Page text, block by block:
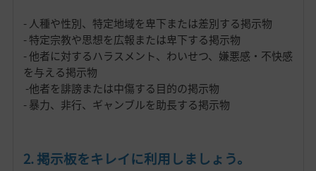
- 人種や性別、特定地域を卑下または差別する掲示物
- 特定宗教や思想を広報または卑下する掲示物
- 他者に対するハラスメント、わいせつ、嫌悪感・不快感
を与える掲示物
-他者を誹謗または中傷する目的の掲示物
- 暴力、非行、ギャンブルを助長する掲示物
2. 掲示板をキレイに利用しましょう。